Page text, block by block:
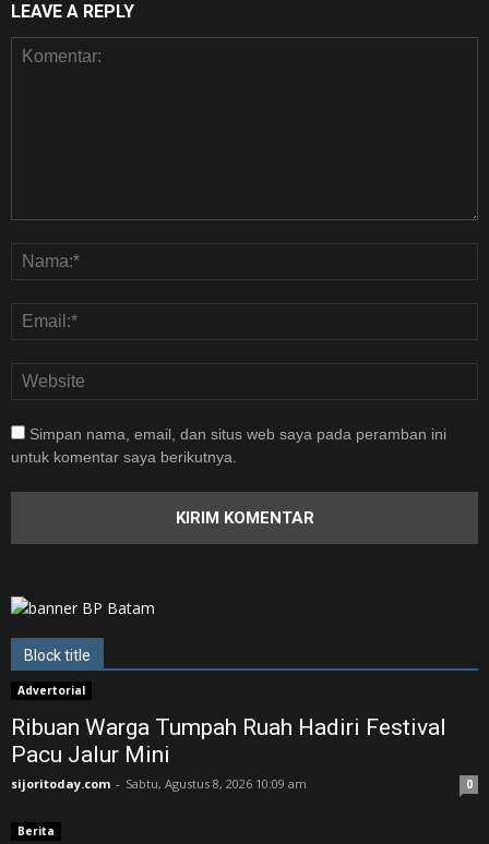
LEAVE A REPLY
Simpan nama, email, dan situs web saya pada peramban ini
untuk komentar saya berikutnya.
Block title
Advertorial
Ribuan Warga Tumpah Ruah Hadiri Festival
Pacu Jalur Mini
sijoritoday.com - Sabtu, Agustus 8, 2026 10:09 am 0
Berita